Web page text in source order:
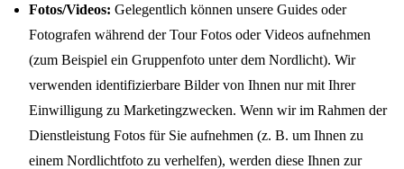
Fotos/Videos: Gelegentlich können unsere Guides oder
Fotografen während der Tour Fotos oder Videos aufnehmen
(zum Beispiel ein Gruppenfoto unter dem Nordlicht). Wir
verwenden identifizierbare Bilder von Ihnen nur mit Ihrer
Einwilligung zu Marketingzwecken. Wenn wir im Rahmen der
Dienstleistung Fotos für Sie aufnehmen (z. B. um Ihnen zu
einem Nordlichtfoto zu verhelfen), werden diese Ihnen zur